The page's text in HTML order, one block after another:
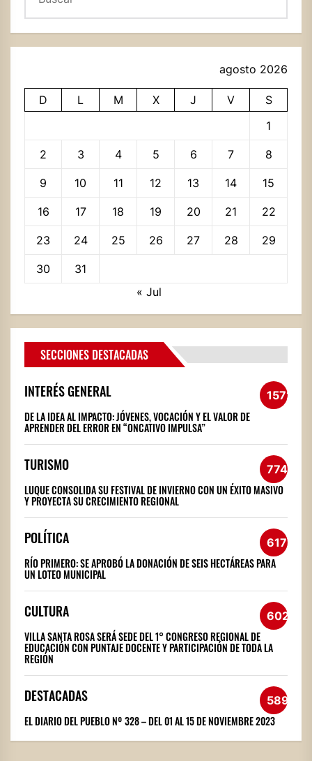
agosto 2026
D L M X J V
S
1
2 3 4 5 6 7 8
9 10 11 12 13 14 15
16 17 18 19 20 21 22
23 24 25 26 27 28 29
30
31
« Jul
SECCIONES DESTACADAS
INTERÉS GENERAL 1572
DE LA IDEA AL IMPACTO: JÓVENES, VOCACIÓN Y EL VALOR DE
APRENDER DEL ERROR EN “ONCATIVO IMPULSA”
TURISMO 774
LUQUE CONSOLIDA SU FESTIVAL DE INVIERNO CON UN ÉXITO MASIVO
Y PROYECTA SU CRECIMIENTO REGIONAL
POLÍTICA 617
RÍO PRIMERO: SE APROBÓ LA DONACIÓN DE SEIS HECTÁREAS PARA
UN LOTEO MUNICIPAL
CULTURA 602
VILLA SANTA ROSA SERÁ SEDE DEL 1° CONGRESO REGIONAL DE
EDUCACIÓN CON PUNTAJE DOCENTE Y PARTICIPACIÓN DE TODA LA
REGIÓN
DESTACADAS 589
EL DIARIO DEL PUEBLO Nº 328 – DEL 01 AL 15 DE NOVIEMBRE 2023